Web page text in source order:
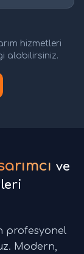
hizmetleri
alabilirsiniz.
ve
profesyonel
Modern,